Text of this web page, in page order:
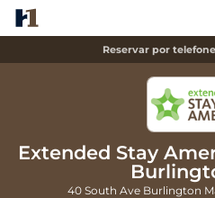
Reservar por
Extended Stay
40 South Ave Burlington